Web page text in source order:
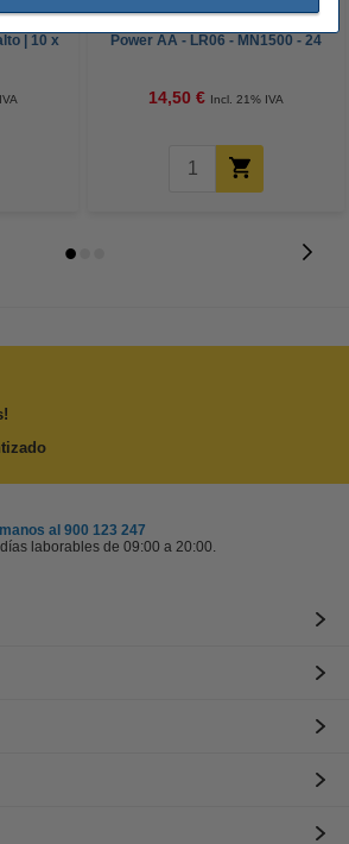
| 10 x
123tinta Pilas Alcalinas Xtreme
Power AA - LR06 - MN1500 - 24
14,50 € Incl. 21% IVA
al 900 123 247
laborables de 09:00 a 20:00.